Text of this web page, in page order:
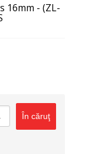
16mm - (ZL-
În căruţ